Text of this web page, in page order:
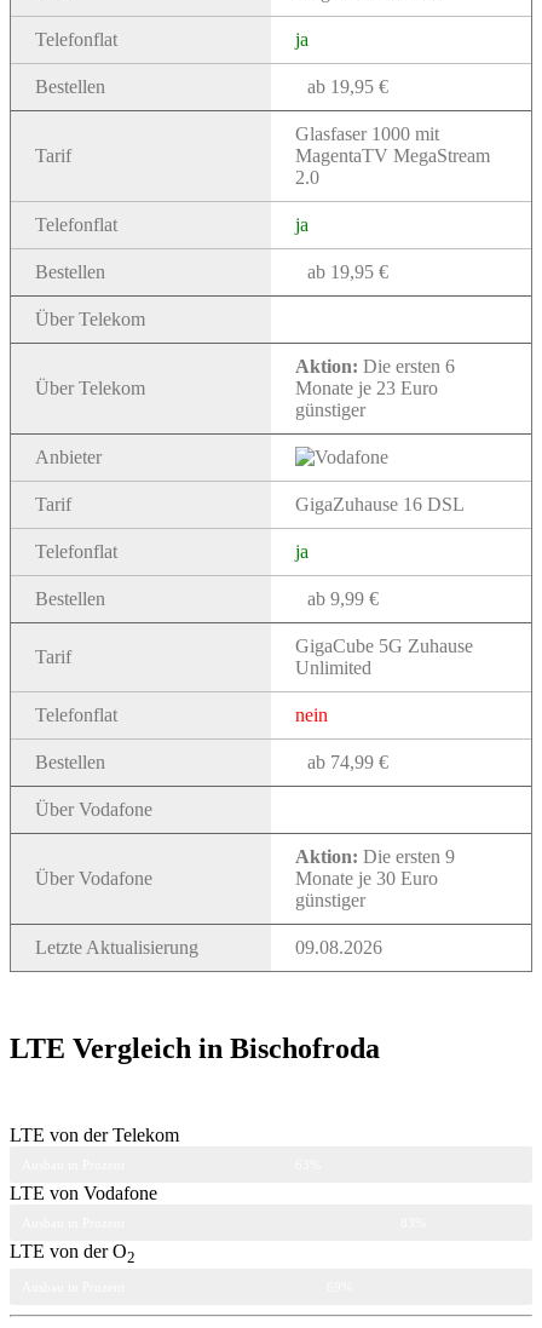
Telefonflat ja
Bestellen ab 19,95 €
Tarif
Glasfaser 1000 mit
MagentaTV MegaStream
2.0
Telefonflat ja
Bestellen ab 19,95 €
Über Telekom
Über Telekom
Aktion: Die ersten 6
Monate je 23 Euro
günstiger
Anbieter
Tarif GigaZuhause 16 DSL
Telefonflat ja
Bestellen ab 9,99 €
Tarif
GigaCube 5G Zuhause
Unlimited
Telefonflat nein
Bestellen ab 74,99 €
Über Vodafone
Über Vodafone
Aktion: Die ersten 9
Monate je 30 Euro
günstiger
Letzte Aktualisierung 09.08.2026
LTE Vergleich in Bischofroda
LTE von der Telekom
LTE von Vodafone
LTE von der O2